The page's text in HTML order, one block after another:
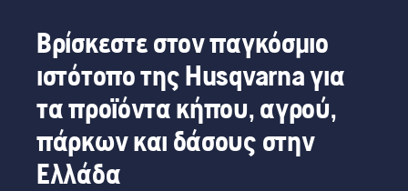
Βρίσκεστε στον παγκόσμιο
ιστότοπο της Husqvarna για
τα προϊόντα κήπου, αγρού,
πάρκων και δάσους στην
Ελλάδα